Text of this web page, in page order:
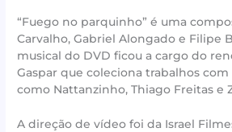
“Fuego no parquinho” é uma
Carvalho, Gabriel Alongado e Filipe
musical do DVD ficou a cargo do
Gaspar que coleciona trabalhos
como Nattanzinho, Thiago Freitas e
A direção de vídeo foi da Israel